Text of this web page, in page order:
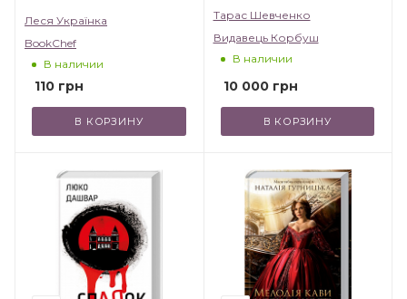
Леся Українка
BookChef
В наличии
110 грн
В КОРЗИНУ
Тарас Шевченко
Видавець Корбуш
В наличии
10 000грн
В КОРЗИНУ